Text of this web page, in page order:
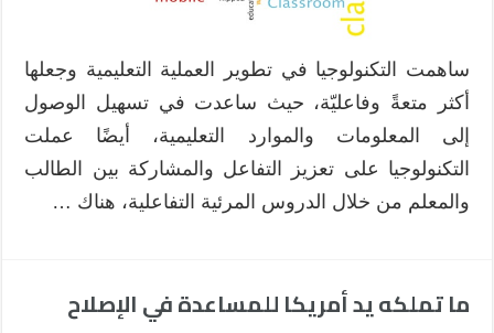
ساهمت التكنولوجيا في تطوير العملية التعليمية وجعلها
أكثر متعةً وفاعليّة، حيث ساعدت في تسهيل الوصول
إلى المعلومات والموارد التعليمية، أيضًا عملت
التكنولوجيا على تعزيز التفاعل والمشاركة بين الطالب
والمعلم من خلال الدروس المرئية التفاعلية، هناك …
ما تملكه يد أمريكا للمساعدة في الإصلاح